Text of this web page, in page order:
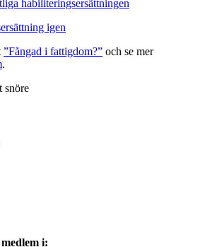
habiliteringsersättningen
igen
”Fångad i fattigdom?” och se mer
.
i: